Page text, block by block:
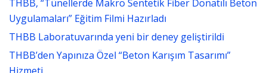
THBB, “Tünellerde Makro Sentetik Fiber Donatılı Beton
Uygulamaları” Eğitim Filmi Hazırladı
THBB Laboratuvarında yeni bir deney geliştirildi
THBB’den Yapınıza Özel “Beton Karışım Tasarımı”